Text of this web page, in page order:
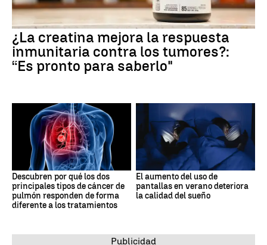
¿La creatina mejora la respuesta
inmunitaria contra los tumores?:
“Es pronto para saberlo"
Descubren por qué los dos
principales tipos de cáncer de
pulmón responden de forma
diferente a los tratamientos
El aumento del uso de
pantallas en verano deteriora
la calidad del sueño